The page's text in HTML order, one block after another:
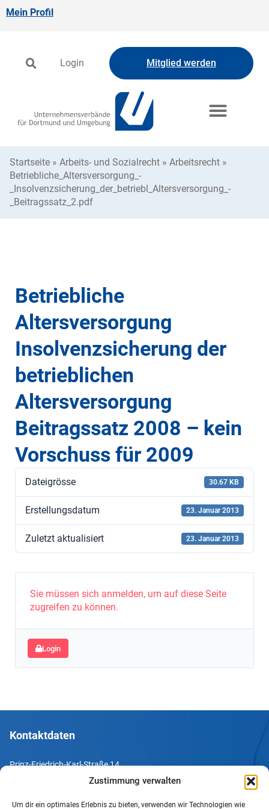
Zustimmung verwalten
Um dir ein optimales Erlebnis zu bieten, verwenden wir Technologien wie
Mein Profil
Login Mitglied werden
Startseite » Arbeits- und Sozialrecht » Arbeitsrecht »
Betriebliche_Altersversorgung_-
_Insolvenzsicherung_der_betriebl_Altersversorgung_-
_Beitragssatz_2.pdf
Betriebliche
Altersversorgung
Insolvenzsicherung der
betrieblichen
Altersversorgung
Beitragssatz 2008 – kein
Vorschuss für 2009
Dateigrösse 30.67 KB
Erstellungsdatum 23. Januar 2013
Zuletzt aktualisiert 23. Januar 2013
Sie müssen sich anmelden, um auf diese Seite
zugreifen zu können.
Login
Kontaktdaten
Prinz-Friedrich-Karl-Straße 14
Tel. +49 231 952052-10